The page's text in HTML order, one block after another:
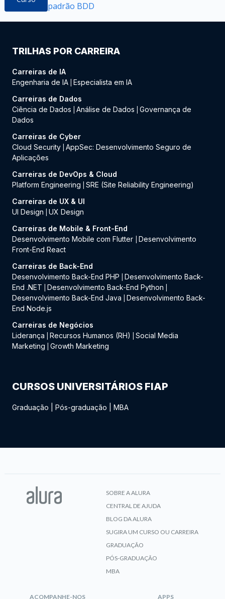
padrão BDD
TRILHAS POR CARREIRA
Carreiras de IA
Engenharia de IA Especialista em IA
Carreiras de Dados
Ciência de Dados
Análise de Dados
Governança de
Dados
Carreiras de Cyber
Cloud Security AppSec: Desenvolvimento Seguro de
Aplicações
Carreiras de DevOps & Cloud
Platform Engineering
SRE (Site Reliability Engineering)
Carreiras de UX & UI
UI Design
UX Design
Carreiras de Mobile & Front-End
Desenvolvimento Mobile com Flutter
Desenvolvimento
Front-End React
Carreiras de Back-End
Desenvolvimento Back-End PHP
Desenvolvimento Back-
End .NET
Desenvolvimento Back-End Python
Desenvolvimento Back-End Java
Desenvolvimento Back-
End Node.js
Carreiras de Negócios
Liderança
Recursos Humanos (RH)
Social Media
Marketing
Growth Marketing
CURSOS UNIVERSITÁRIOS FIAP
Graduação Pós-graduação MBA
SOBRE A ALURA
CENTRAL DE AJUDA
BLOG DA ALURA
SUGIRA UM CURSO OU CARREIRA
GRADUAÇÃO
PÓS-GRADUAÇÃO
MBA
ACOMPANHE-NOS APPS